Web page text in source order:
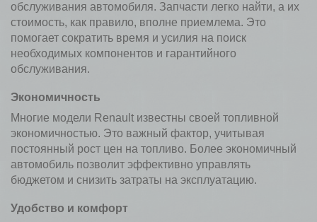
обслуживания автомобиля. Запчасти легко найти, а их
стоимость, как правило, вполне приемлема. Это
помогает сократить время и усилия на поиск
необходимых компонентов и гарантийного
обслуживания.
Экономичность
Многие модели Renault известны своей топливной
экономичностью. Это важный фактор, учитывая
постоянный рост цен на топливо. Более экономичный
автомобиль позволит эффективно управлять
бюджетом и снизить затраты на эксплуатацию.
Удобство и комфорт